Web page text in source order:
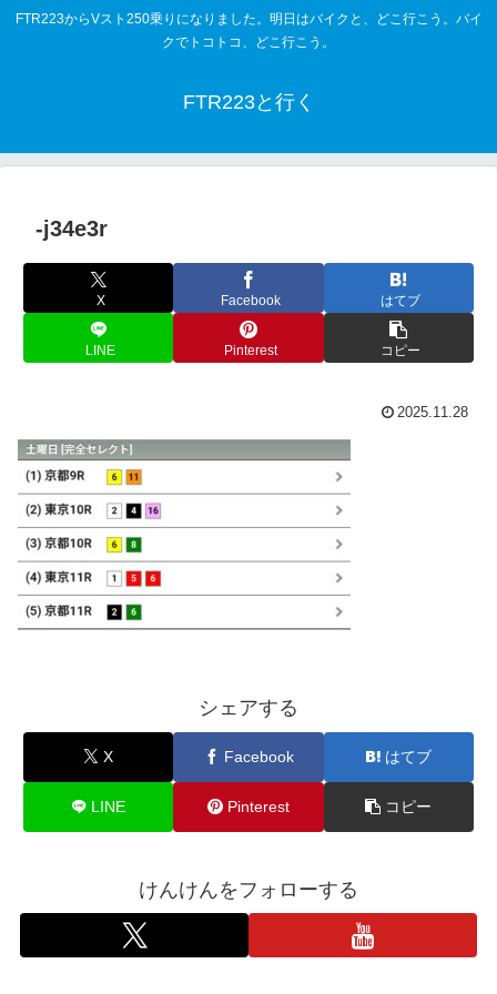
FTR223からVスト250乗りになりました。明日はバイクと、どこ行こう。バイ
クでトコトコ、どこ行こう。
FTR223と行く
-j34e3r
X Facebook はてブ
LINE Pinterest コピー
2025.11.28
シェアする
X Facebook はてブ
LINE Pinterest コピー
けんけんをフォローする